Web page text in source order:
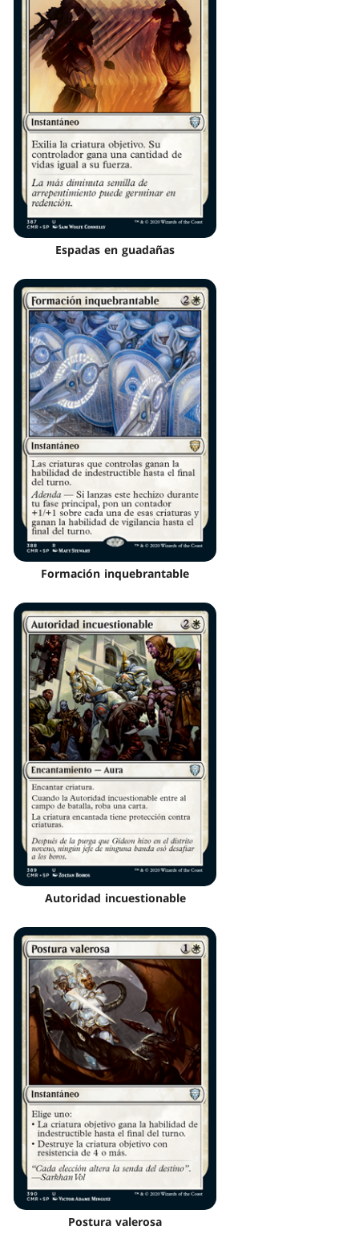
Espadas en guadañas
Formación inquebrantable
Autoridad incuestionable
Postura valerosa